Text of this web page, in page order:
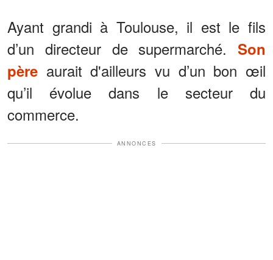
Ayant grandi à Toulouse, il est le fils
d’un directeur de supermarché. Son
père aurait d'ailleurs vu d’un bon œil
qu’il évolue dans le secteur du
commerce.
ANNONCES